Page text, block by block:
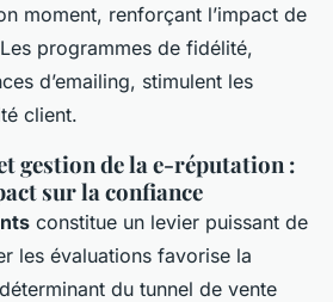
moment, renforçant l’impact de
programmes de fidélité,
d’emailing, stimulent les
client.
gestion de la e-réputation :
sur la confiance
constitue un levier puissant de
les évaluations favorise la
du tunnel de vente